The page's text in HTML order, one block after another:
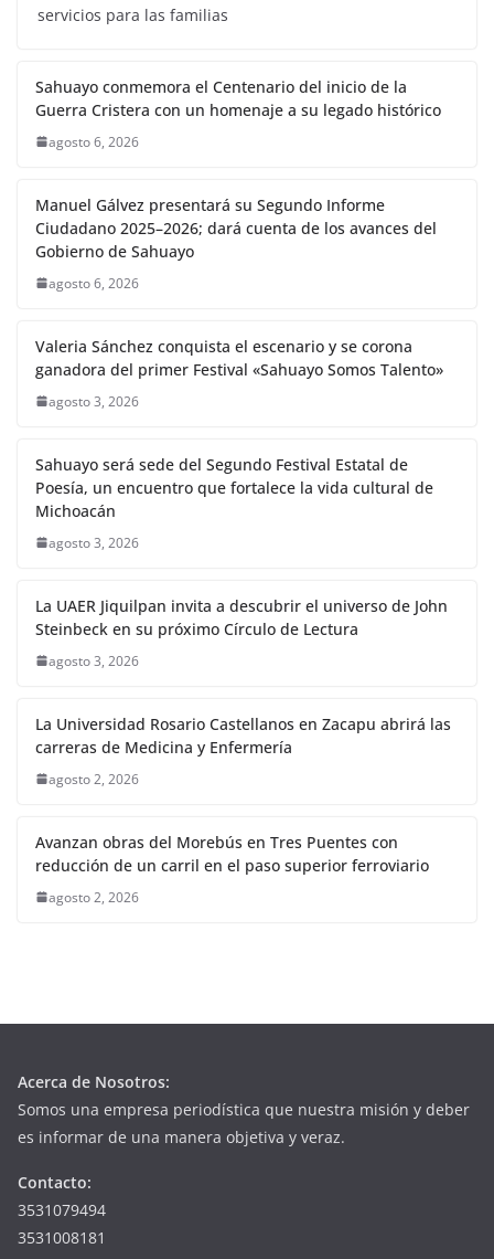
servicios para las familias
Sahuayo conmemora el Centenario del inicio de la
Guerra Cristera con un homenaje a su legado histórico
agosto 6, 2026
Manuel Gálvez presentará su Segundo Informe
Ciudadano 2025–2026; dará cuenta de los avances del
Gobierno de Sahuayo
agosto 6, 2026
Valeria Sánchez conquista el escenario y se corona
ganadora del primer Festival «Sahuayo Somos Talento»
agosto 3, 2026
Sahuayo será sede del Segundo Festival Estatal de
Poesía, un encuentro que fortalece la vida cultural de
Michoacán
agosto 3, 2026
La UAER Jiquilpan invita a descubrir el universo de John
Steinbeck en su próximo Círculo de Lectura
agosto 3, 2026
La Universidad Rosario Castellanos en Zacapu abrirá las
carreras de Medicina y Enfermería
agosto 2, 2026
Avanzan obras del Morebús en Tres Puentes con
reducción de un carril en el paso superior ferroviario
agosto 2, 2026
Acerca de Nosotros:
Somos una empresa periodística que nuestra misión y deber
es informar de una manera objetiva y veraz.
Contacto:
3531079494
3531008181